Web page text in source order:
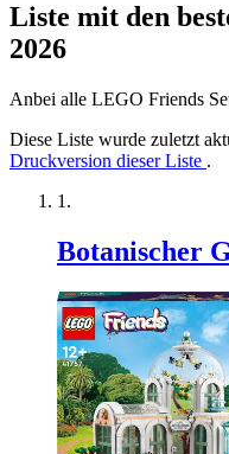
Liste mit den
2026
Anbei alle LEGO Friends
Diese Liste wurde zuletzt
Druckversion dieser Liste .
Botanischer